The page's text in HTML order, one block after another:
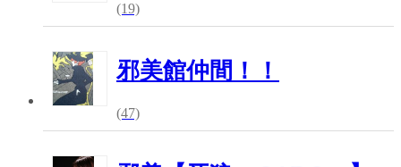
(19)
邪美館仲間！！
(47)